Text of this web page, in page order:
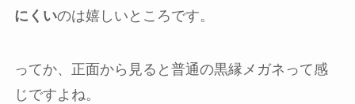
にくいのは嬉しいところです。
ってか、正面から見ると普通の黒縁メガネって感
じですよね。